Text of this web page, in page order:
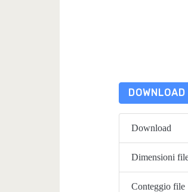
DOWNLOAD
Download
Dimensioni
Conteggio file